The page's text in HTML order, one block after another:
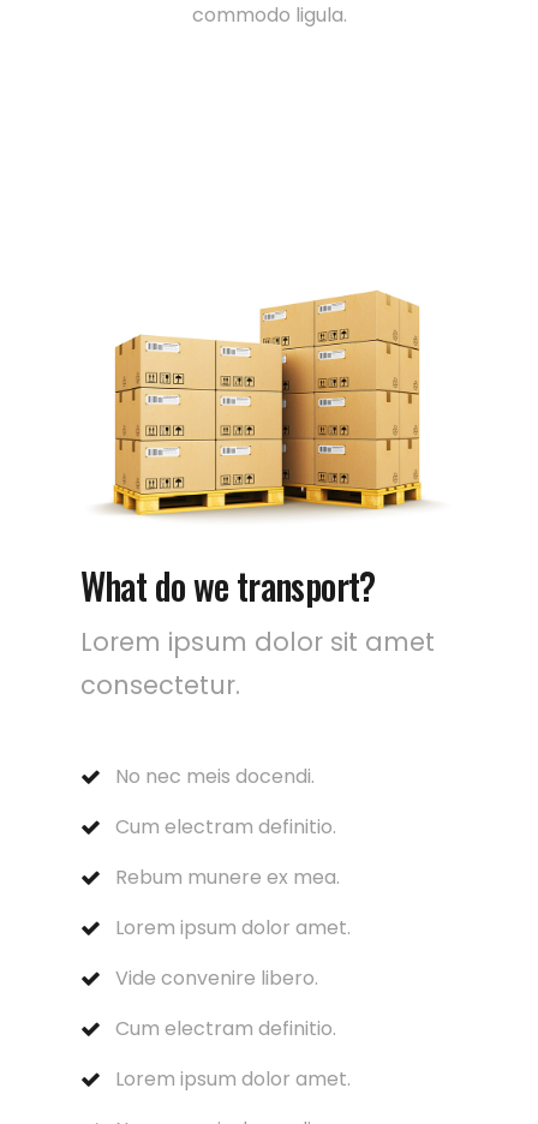
commodo ligula.
What do we transport?
Lorem ipsum dolor sit amet
consectetur.
No nec meis docendi.
Cum electram definitio.
Rebum munere ex mea.
Lorem ipsum dolor amet.
Vide convenire libero.
Cum electram definitio.
Lorem ipsum dolor amet.